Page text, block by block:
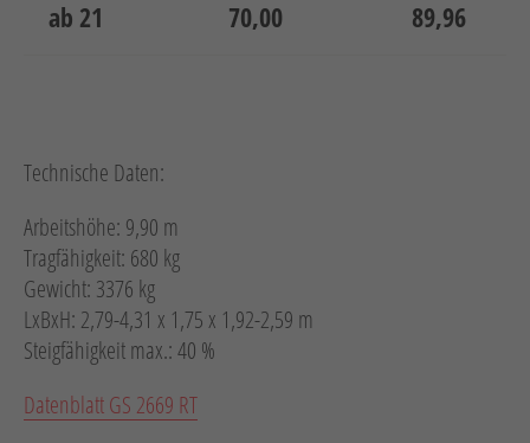
ab 21 70,00 89,96
Technische Daten:
Arbeitshöhe: 9,90 m
Tragfähigkeit: 680 kg
Gewicht: 3376 kg
LxBxH: 2,79-4,31 x 1,75 x 1,92-2,59 m
Steigfähigkeit max.: 40 %
Datenblatt GS 2669 RT